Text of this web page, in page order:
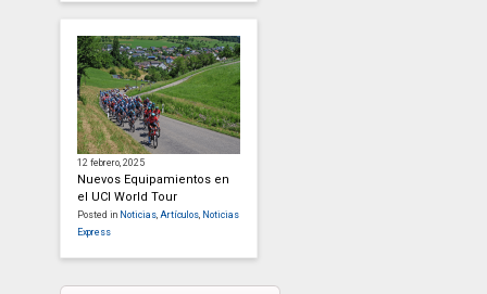
12 febrero, 2025
Nuevos Equipamientos en
el UCI World Tour
Posted in Noticias Artículos Noticias
Express